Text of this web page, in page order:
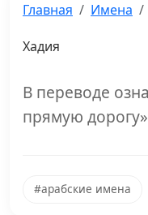
Главная Имена
Хадия
В переводе
прямую
#арабские имена